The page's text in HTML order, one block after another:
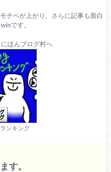
チベが上がり、さらに記事も面白
です。
ンキング
す。